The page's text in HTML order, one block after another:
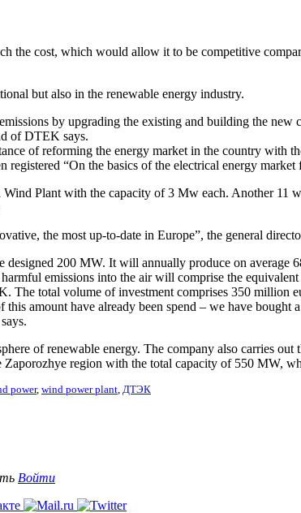
the cost, which would allow it to be competitive
but also in the renewable energy industry.
by upgrading the existing and building the
of DTEK says.
of reforming the energy market in the country with
“On the basics of the electrical energy
Plant with the capacity of 3 Mw each. Another 11
the most up-to-date in Europe”, the general
designed 200 MW. It will annually produce on
emissions into the air will comprise the
total volume of investment comprises 350 million
amount have already been spend – we have
of renewable energy. The company also carries
region with the total capacity of 550 MW,
power, wind power plant, ДТЭК
Войти